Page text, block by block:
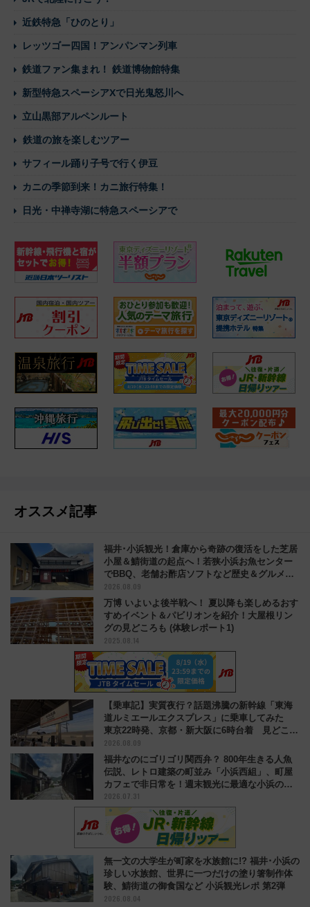
近鉄特急「ひのとり」
レッツゴー四国！アンパンマン列車
鉄道ファン集まれ！ 鉄道博物館特集
新型特急スペーシアXで日光鬼怒川へ
立山黒部アルペンルート
鉄道の旅を楽しむツアー
サフィール踊り子号で行く伊豆
カニの季節到来！カニ旅行特集！
日光・中禅寺湖に特急スペーシアで
オススメ記事
福井･小浜観光！倉庫から奇跡の復活をした芝居
小屋＆鯖街道の起点へ！若狭小浜お魚センター
でBBQ、老舗お酢店ソフトなど歴史＆グルメ散
歩
2026.08.09
万博 いよいよ後半戦へ！ 夏以降も楽しめるおす
すめイベント＆パビリオンを紹介！大屋根リン
グの見どころも (体験レポート1)
2025.08.14
【乗車記】実質夜行？話題沸騰の新幹線「東海
道ルミエールエクスプレス」に乗車してみた
東京22時発、京都・新大阪に6時台着 見どころ
は岐阜羽島の素晴らし過ぎる朝
2026.08.09
福井なのにゴリゴリ関西弁？ 800年生きる人魚
伝説、レトロ建築の町並み「小浜西組」、町屋
カフェで非日常を！週末観光に最適な小浜の歩
き方
2026.07.31
無一文の大学生が町家を水族館に!? 福井･小浜の
珍しい水族館、世界に一つだけの塗り箸制作体
験、鯖街道の御食国など 小浜観光レポ 第2弾
2026.08.04